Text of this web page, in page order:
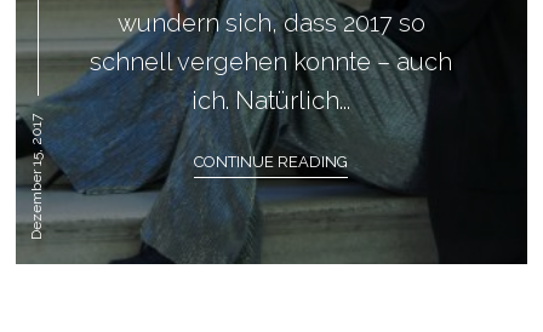
Dezember 15, 2017
wundern sich, dass 2017 so
schnell vergehen konnte – auch
ich. Natürlich...
CONTINUE READING